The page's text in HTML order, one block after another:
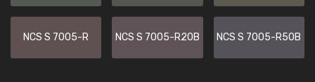
NCS S 7005-R NCS S 7005-R20B NCS S 7005-R50B